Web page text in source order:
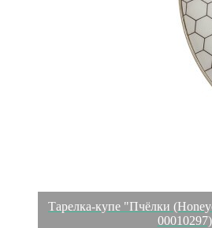
Тарелка-купе "Пчёлки
00010297)